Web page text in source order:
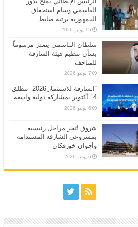
القاسمي وسام استحقاق
الجمهورية برتبة ضابط
15 يوليو 2026
سلطان القاسمي يصدر مرسوماً
بشأن تنظيم هيئة الشارقة
للمتاحف
7 يوليو 2026
“الشارقة للاستثمار 2026” ينطلق
14 أكتوبر بمشاركة دولية واسعة
6 يوليو 2026
شروق تُنجز مراحل رئيسية
بمشروعَي الشارقة المستدامة
وأجوان خورفكان
6 يوليو 2026